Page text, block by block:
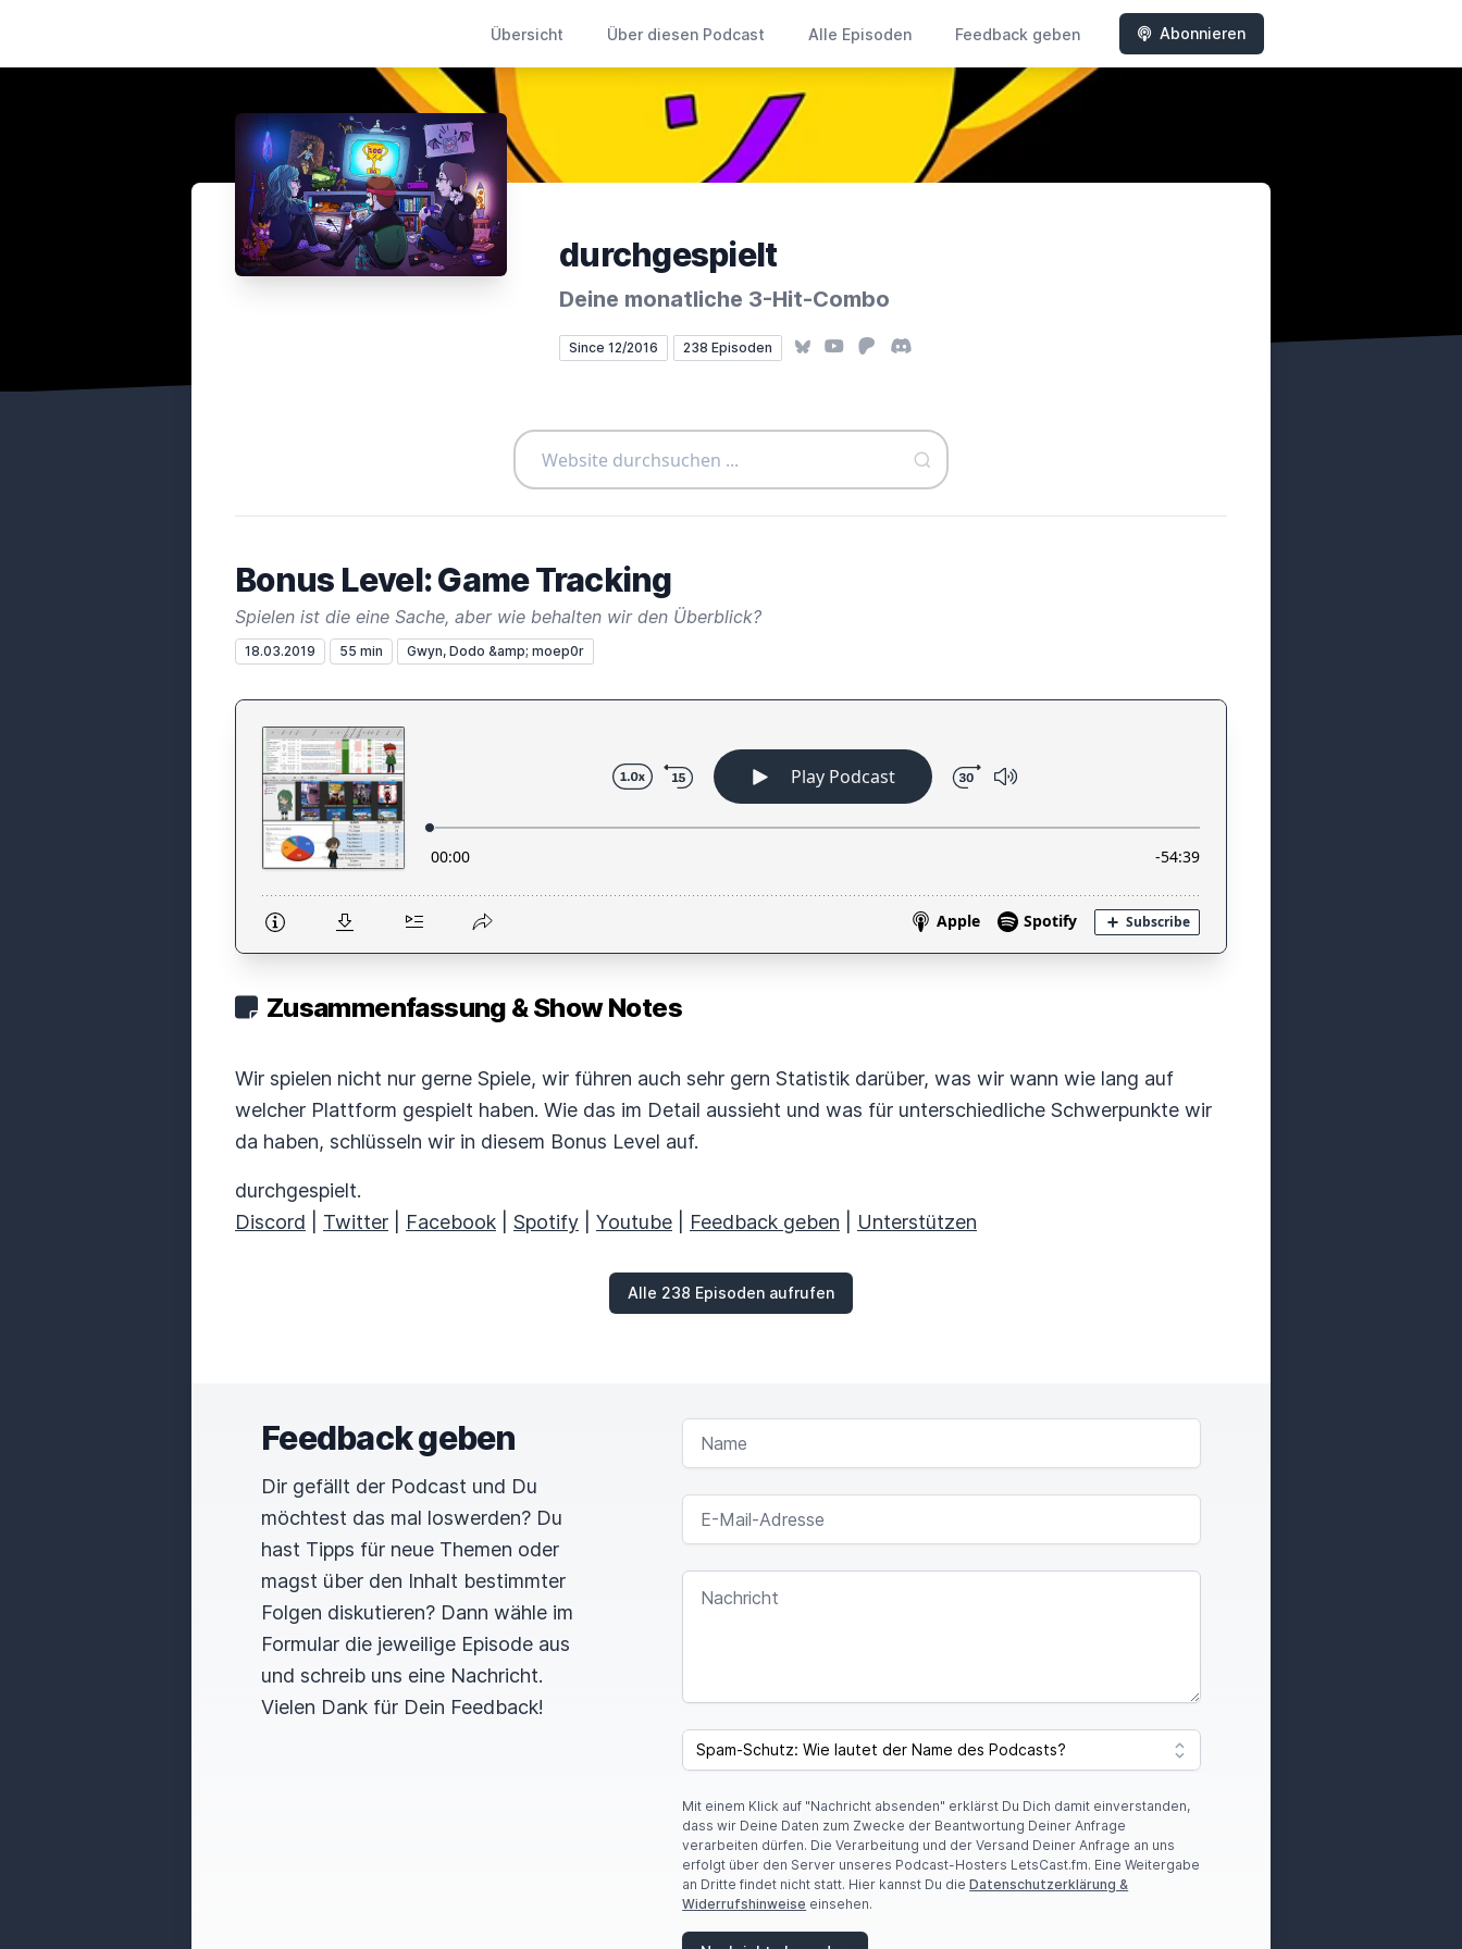
Übersicht Über diesen Podcast Alle Episoden Feedback geben Abonnieren
durchgespielt
Deine monatliche 3-Hit-Combo
Since 12/2016 238 Episoden BlueskyYouTube
PatreonDiscord
Bonus Level: Game Tracking
Spielen ist die eine Sache, aber wie behalten wir den Überblick?
18.03.2019 55 min Gwyn, Dodo &amp; moep0r
Zusammenfassung & Show Notes
Wir spielen nicht nur gerne Spiele, wir führen auch sehr gern Statistik darüber, was wir wann wie lang auf
welcher Plattform gespielt haben. Wie das im Detail aussieht und was für unterschiedliche Schwerpunkte wir
da haben, schlüsseln wir in diesem Bonus Level auf.
durchgespielt.
Discord
Twitter Facebook Spotify Youtube Feedback geben Unterstützen
Alle 238 Episoden aufrufen
Feedback geben
Dir gefällt der Podcast und Du
möchtest das mal loswerden? Du
hast Tipps für neue Themen oder
magst über den Inhalt bestimmter
Folgen diskutieren? Dann wähle im
Formular die jeweilige Episode aus
und schreib uns eine Nachricht.
Vielen Dank für Dein Feedback!
NAME
E-MAIL-ADRESSE
NACHRICHT
F
O
A
R
E
A
H
U
M
SPAM CAPTCHA
Mit einem Klick auf "Nachricht absenden" erklärst Du Dich damit einverstanden,
dass wir Deine Daten zum Zwecke der Beantwortung Deiner Anfrage
verarbeiten dürfen. Die Verarbeitung und der Versand Deiner Anfrage an uns
erfolgt über den Server unseres Podcast-Hosters LetsCast.fm. Eine Weitergabe
an Dritte findet nicht statt. Hier kannst Du dieDatenschutzerklärung &
Widerrufshinweise einsehen.